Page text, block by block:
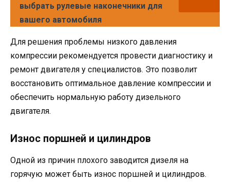
выбрать рулевые наконечники для
вашего автомобиля
Для решения проблемы низкого давления
компрессии рекомендуется провести диагностику и
ремонт двигателя у специалистов. Это позволит
восстановить оптимальное давление компрессии и
обеспечить нормальную работу дизельного
двигателя.
Износ поршней и цилиндров
Одной из причин плохого заводится дизеля на
горячую может быть износ поршней и цилиндров.